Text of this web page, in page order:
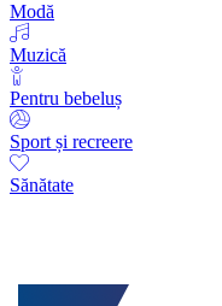
Modă
Muzică
Pentru bebeluș
Sport și recreere
Sănătate